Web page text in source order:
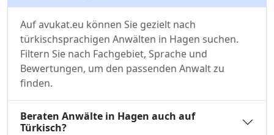
Auf avukat.eu können Sie gezielt nach
türkischsprachigen Anwälten in Hagen suchen.
Filtern Sie nach Fachgebiet, Sprache und
Bewertungen, um den passenden Anwalt zu
finden.
Beraten Anwälte in Hagen auch auf
Türkisch?